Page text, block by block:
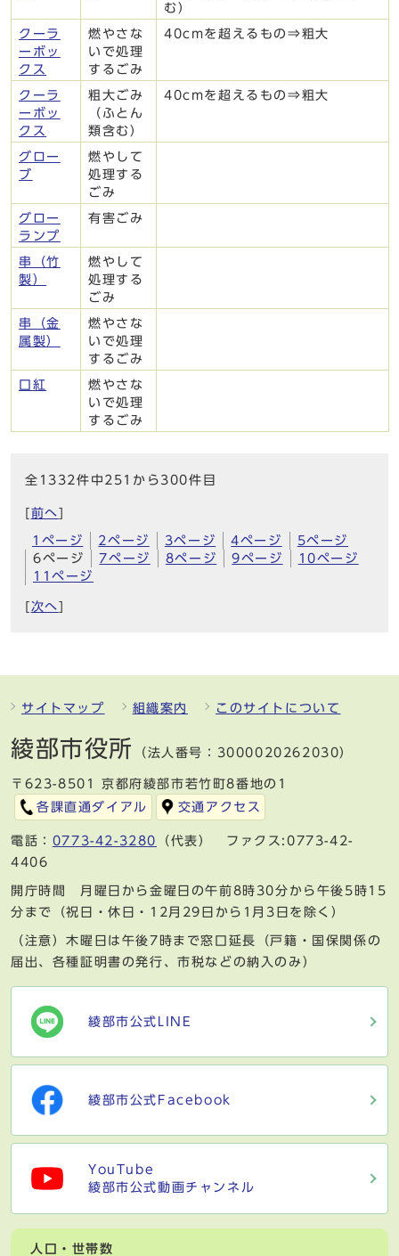
む）
クーラ
ーボッ
クス
燃やさな
いで処理
するごみ
40cmを超えるもの⇒粗大
クーラ
ーボッ
クス
粗大ごみ
（ふとん
類含む）
40cmを超えるもの⇒粗大
グロー
ブ
燃やして
処理する
ごみ
グロー
ランプ
有害ごみ
串（竹
製）
燃やして
処理する
ごみ
串（金
属製）
燃やさな
いで処理
するごみ
口紅
燃やさな
いで処理
するごみ
全1332件中251から300件目
前へ
1ページ 2ページ 3ページ 4ページ
5ページ
6ページ
7ページ 8ページ 9ページ
10ページ
11ページ
次へ
サイトマップ 組織案内 このサイトについて
綾部市役所 （法人番号：3000020262030）
〒623-8501 京都府綾部市若竹町8番地の1
各課直通ダイアル
交通アクセス
電話： 0773-42-3280
（代表） ファクス:0773-42-
4406
開庁時間 月曜日から金曜日の午前8時30分から午後5時15
分まで（祝日・休日・12月29日から1月3日を除く）
（注意）木曜日は午後7時まで窓口延長（戸籍・国保関係の
届出、各種証明書の発行、市税などの納入のみ）
綾部市公式LINE
綾部市公式Facebook
YouTube
綾部市公式動画チャンネル
人口・世帯数